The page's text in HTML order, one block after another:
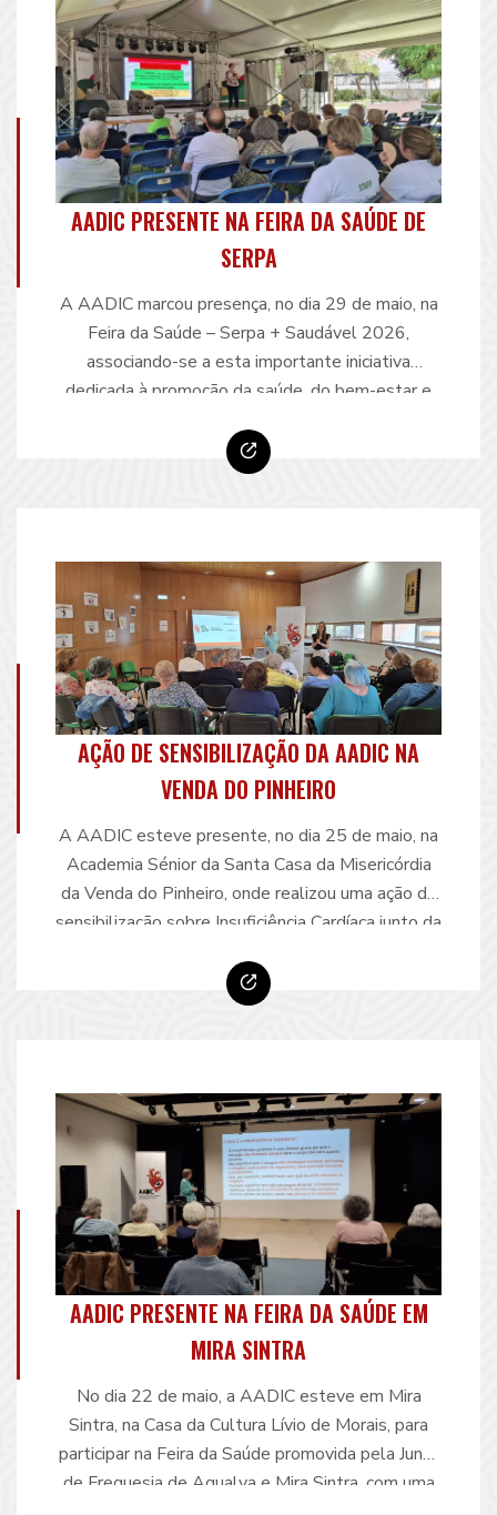
AADIC PRESENTE NA FEIRA DA SAÚDE DE
SERPA
A AADIC marcou presença, no dia 29 de maio, na
Feira da Saúde – Serpa + Saudável 2026,
associando-se a esta importante iniciativa
dedicada à promoção da saúde, do bem-estar e
Associação concretizou-se através da ação de
sensibilização “Olhe pelo seu coração e o dos
AÇÃO DE SENSIBILIZAÇÃO DA AADIC NA
VENDA DO PINHEIRO
A AADIC esteve presente, no dia 25 de maio, na
Academia Sénior da Santa Casa da Misericórdia
da Venda do Pinheiro, onde realizou uma ação de
sensibilização sobre Insuficiência Cardíaca junto da
feita uma apresentação da AADIC e partilhados
materiais informativos sobre a Insuficiência
AADIC PRESENTE NA FEIRA DA SAÚDE EM
MIRA SINTRA
No dia 22 de maio, a AADIC esteve em Mira
Sintra, na Casa da Cultura Lívio de Morais, para
participar na Feira da Saúde promovida pela Junta
de Freguesia de Agualva e Mira Sintra, com uma